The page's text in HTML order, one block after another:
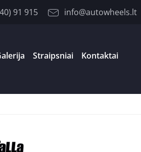
91 915 info@autowheels.lt
Straipsniai Kontaktai